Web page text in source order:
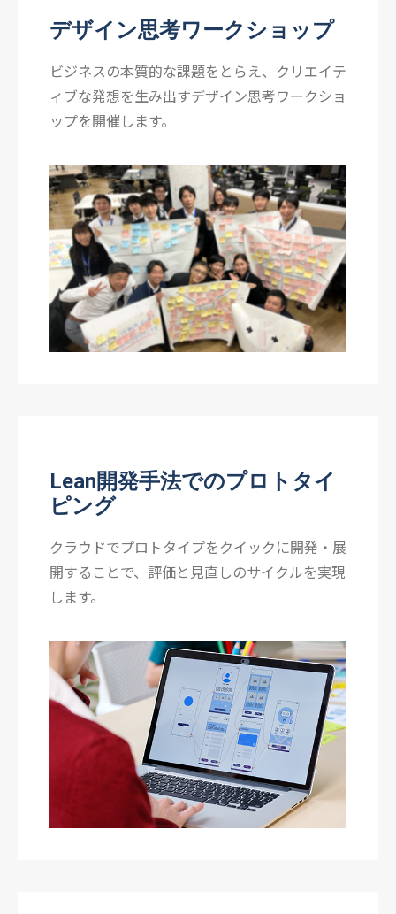
デザイン思考ワークショップ
ビジネスの本質的な課題をとらえ、クリエイテ
ィブな発想を生み出すデザイン思考ワークショ
ップを開催します。
Lean開発手法でのプロトタイ
ピング
クラウドでプロトタイプをクイックに開発・展
開することで、評価と見直しのサイクルを実現
します。